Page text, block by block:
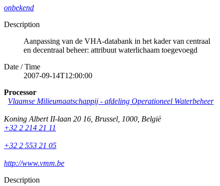
onbekend
Description
Aanpassing van de VHA-databank in het kader van centraal
en decentraal beheer: attribuut waterlichaam toegevoegd
Date / Time
2007-09-14T12:00:00
Processor
Vlaamse Milieumaatschappij - afdeling Operationeel Waterbeheer
Koning Albert II-laan 20 16 Brussel 1000 België
+32 2 214 21 11
+32 2 553 21 05
http://www.vmm.be
Description